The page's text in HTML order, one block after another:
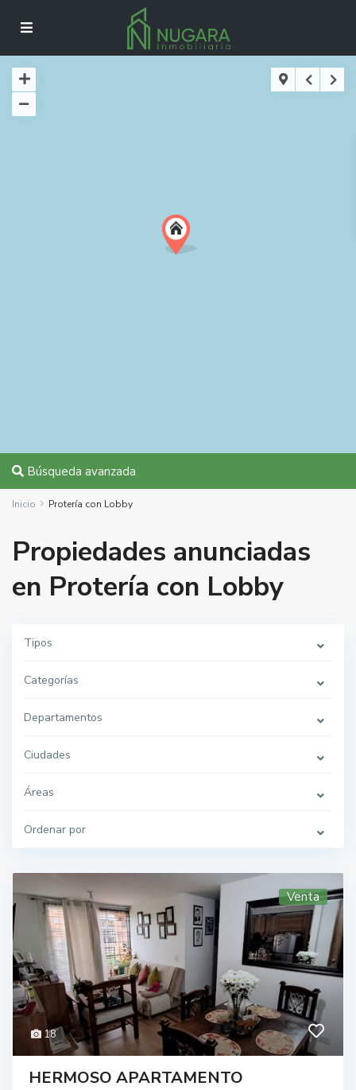
Búsqueda avanzada
Inicio Protería con Lobby
Propiedades anunciadas
en Protería con Lobby
Tipos
Categorías
Departamentos
Ciudades
Áreas
Ordenar por
18
Venta
HERMOSO APARTAMENTO